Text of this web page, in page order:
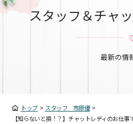
スタッフ＆チャ
最新の情
トップ> スタッフ 市原優>
【知らないと損！？】チャットレディのお仕事